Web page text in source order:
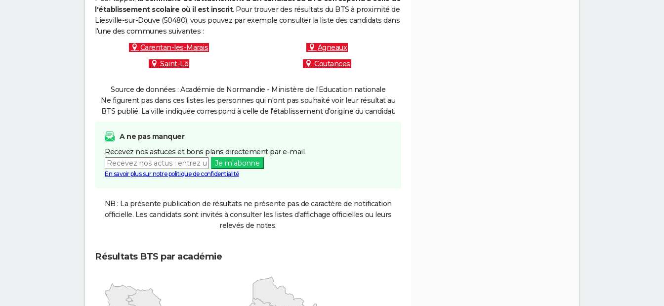
l'établissement scolaire où il est inscrit. Pour trouver des résultats du BTS à proximité de
Liesville-sur-Douve (50480), vous pouvez par exemple consulter la liste des candidats dans
l'une des communes suivantes :
Carentan-les-Marais
Agneaux
Saint-Lô
Coutances
Source de données : Académie de Normandie - Ministère de l'Education nationale
Ne figurent pas dans ces listes les personnes qui n'ont pas souhaité voir leur résultat au
BTS publié. La ville indiquée correspond à celle de l'établissement d'origine du candidat.
A ne pas manquer
Recevez nos astuces et bons plans directement par e-mail.
Je m'abonne
En savoir plus sur notre politique de confidentialité
NB : La présente publication de résultats ne présente pas de caractère de notification
officielle. Les candidats sont invités à consulter les listes d'affichage officielles ou leurs
relevés de notes.
Résultats BTS par académie